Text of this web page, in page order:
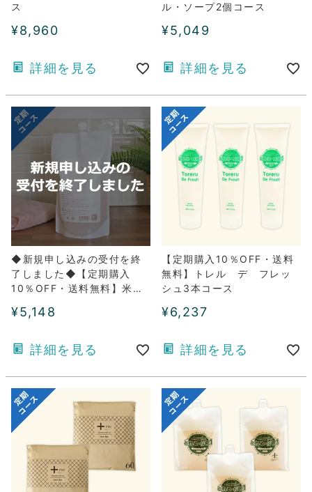
ス
¥8,960
詳細を見る
ル・ソープ2個コース
¥5,049
詳細を見る
◆新規申し込みの受付を終
了しました◆【定期購入
10％OFF・送料無料】米ぬ
ム詰め替え用1パックコース
¥5,148
詳細を見る
【定期購入10％OFF・送料
無料】トレル デ フレッ
シュ3本コース
¥6,237
詳細を見る